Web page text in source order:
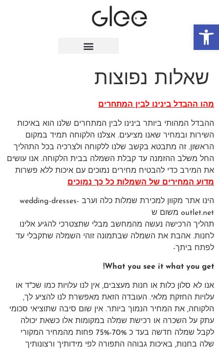
פתח סרגל נגישות
שאלות נפוצות
מהו ההבדל בינינו לבין המתחרים
ההבדל המהותי ביותר בינינו לבין המתחרים שלנו הוא באיכות
השירות ובמחיר שאנו מציעים. אצלנו הלקוחה תמיד במקום
הראשון. זה מתבטא בקשב שלנו ללקוחה ולצרכיה בכל התהליך
החל משלב ההזמנה עד קבלת השמלה בבית הלקוחה. אנו עושים
את המירב כדי להבטיח מחירים נמוכים עם איכות ללא פשרות
מדוע המחירים של השמלות כל כך נמוכים
הינו אתר מקוון למכירת שמלות כלה וערב wedding-dresses-
outlet.net משום ש
תהליך הרכישה נעשה מהמחשב מבלי שתצטרכי להגיע אלינו
לחנות. אהבת את השמלה שבתמונה זוהי השמלה שתקבלי עד
לפתח ביתך-
What you see it what you get!
אנו לא סלון כלות או חנות מעצבים, אין לנו עלויות כמו שכ"ד או
עלויות החזקת מלאי. העובדה הזאת מאפשרת לנו להציע לך,
הלקוחה, את המחיר הנמוך ביותר. אין שום סיבה שתוציאי סכומי
עתק על השכרה או רכישת שמלה במקומות אלו כשאת יכולה
לקבל שמלה חדשה בעד כ 70%-75% פחות מהמחיר המקורי
שלה בחנות, באיכות גבוהה התפורה לפי מידותיך ורצונותיך